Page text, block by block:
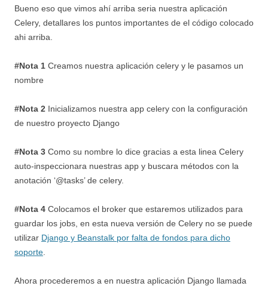
Bueno eso que vimos ahí arriba seria nuestra aplicación
Celery, detallares los puntos importantes de el código colocado
ahi arriba.
#Nota 1 Creamos nuestra aplicación celery y le pasamos un
nombre
#Nota 2 Inicializamos nuestra app celery con la configuración
de nuestro proyecto Django
#Nota 3 Como su nombre lo dice gracias a esta linea Celery
auto-inspeccionara nuestras app y buscara métodos con la
anotación ‘@tasks’ de celery.
#Nota 4 Colocamos el broker que estaremos utilizados para
guardar los jobs, en esta nueva versión de Celery no se puede
utilizar Django y Beanstalk por falta de fondos para dicho
soporte
Ahora procederemos a en nuestra aplicación Django llamada